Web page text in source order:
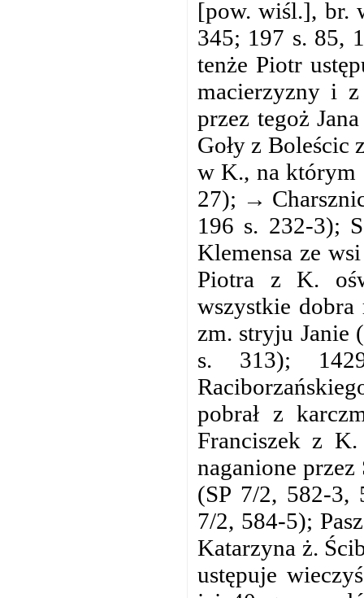
[pow. wiśl.], br.
345; 197 s. 85,
tenże Piotr
macierzyzny i
przez tegoż
Goły z Boleścic
w K., na którym
27); →
196 s. 232-3);
Klemensa ze
Piotra z K.
wszystkie
zm. stryju Janie
s. 313);
pobrał z
Franciszek z K.
naganione przez
(SP 7/2, 582-3,
7/2, 584-5);
Katarzyna ż.
ustępuje